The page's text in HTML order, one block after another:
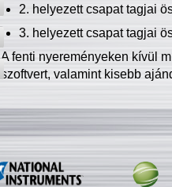
2. helyezett csapat tagjai
3. helyezett csapat tagjai
A fenti nyereményeken kívül
szoftvert, valamint kisebb